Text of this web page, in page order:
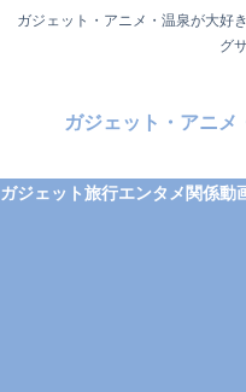
ガジェット・アニメ・温泉が大好
グ
ガジェット・アニ
ガジェット旅行エンタメ関係動